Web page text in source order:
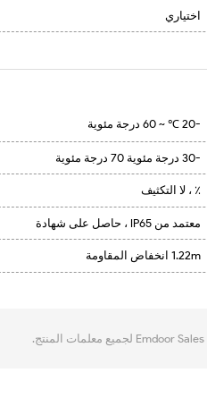
اختياري
-20 ℃ ~ 60 درجة مئوية
-30 درجة مئوية 70 درجة مئوية
٪ ، لا التكثيف
معتمد من IP65 ، حاصل على شهادة
1.22m انخفاض المقاومة